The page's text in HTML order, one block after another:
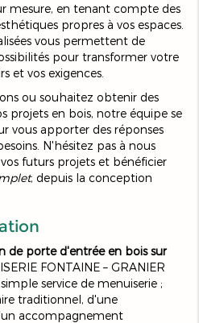
mesure, en tenant compte des
propres à vos espaces.
vous permettent de
pour transformer votre
et vos exigences.
ou souhaitez obtenir des
projets en bois, notre équipe se
vous apporter des réponses
N'hésitez pas à nous
futurs projets et bénéficier
, depuis la conception
de porte d'entrée en bois sur
FONTAINE – GRANIER
service de menuiserie ;
traditionnel, d'une
accompagnement